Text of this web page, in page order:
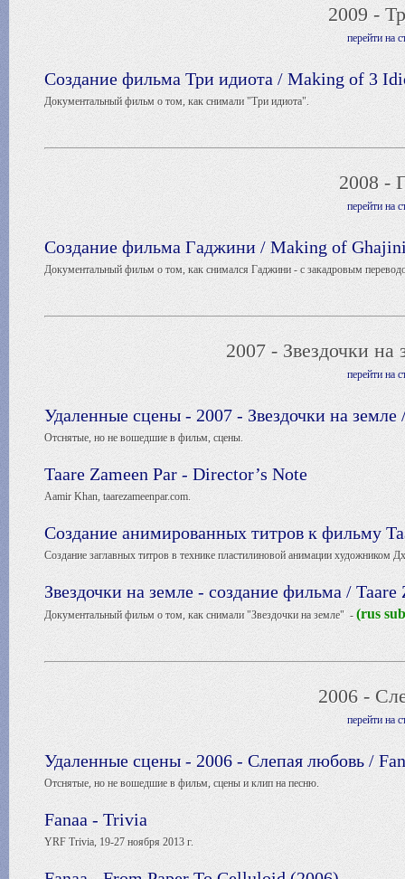
2009 -
перейти на
Создание фильма Три идиота / Making of 3
Документальный фильм о том, как снимали "Три идиота".
2008 -
перейти на
Создание фильма Гаджини / Making of
Документальный фильм о том, как снимался Гаджини - с закадровым
2007 - Звездочки на
перейти на
Удаленные сцены - 2007 - Звездочки на земле
Отснятые, но не вошедшие в фильм, сцены.
Taare Zameen Par - Director’s Note
Aamir Khan, taarezameenpar.com.
Создание анимированных титров к фильму
Создание заглавных титров в технике пластилиновой анимации художником
Звездочки на земле - создание фильма /
Документальный фильм о том, как снимали "Звездочки на земле" - (rus
2006 -
перейти на
Удаленные сцены - 2006 - Слепая любовь /
Отснятые, но не вошедшие в фильм, сцены и клип на песню.
Fanaa - Trivia
YRF Trivia, 19-27 ноября 2013 г.